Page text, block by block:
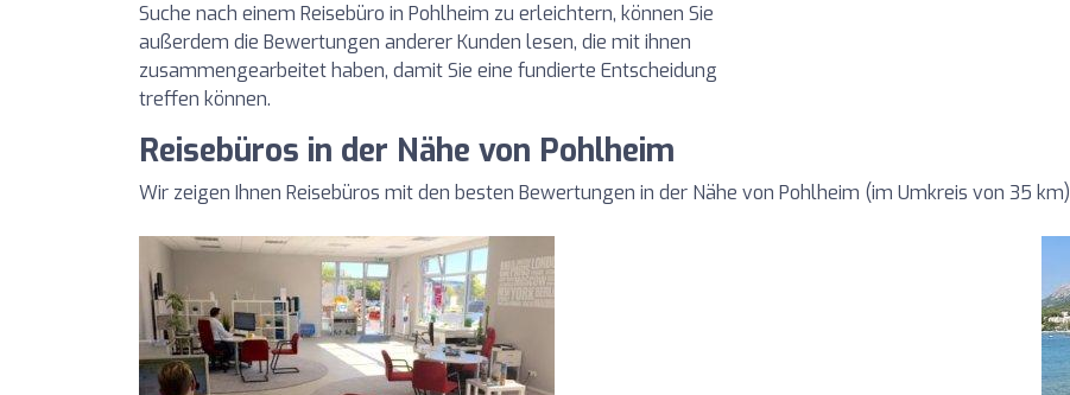
Suche nach einem Reisebüro in Pohlheim zu erleichtern, können Sie
außerdem die Bewertungen anderer Kunden lesen, die mit ihnen
zusammengearbeitet haben, damit Sie eine fundierte Entscheidung
treffen können.
Reisebüros in der Nähe von Pohlheim
Wir zeigen Ihnen Reisebüros mit den besten Bewertungen in der Nähe von Pohlheim (im Umkreis von 35 km)